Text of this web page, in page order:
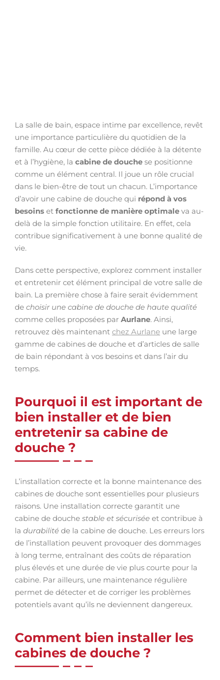
La salle de bain, espace intime par excellence, revêt
une importance particulière du quotidien de la
famille. Au cœur de cette pièce dédiée à la détente
et à l’hygiène, la cabine de douche se positionne
comme un élément central. Il joue un rôle crucial
dans le bien-être de tout un chacun. L’importance
d’avoir une cabine de douche qui répond à vos
besoins et fonctionne de manière optimale va au-
delà de la simple fonction utilitaire. En effet, cela
contribue significativement à une bonne qualité de
vie.
Dans cette perspective, explorez comment installer
et entretenir cet élément principal de votre salle de
bain. La première chose à faire serait évidemment
de choisir une cabine de douche de haute qualité
comme celles proposées par Aurlane. Ainsi,
retrouvez dès maintenant chez Aurlane une large
gamme de cabines de douche et d’articles de salle
de bain répondant à vos besoins et dans l’air du
temps.
Pourquoi il est important de
bien installer et de bien
entretenir sa cabine de
douche ?
L’installation correcte et la bonne maintenance des
cabines de douche sont essentielles pour plusieurs
raisons. Une installation correcte garantit une
cabine de douche stable et sécurisée et contribue à
la durabilité de la cabine de douche. Les erreurs lors
de l’installation peuvent provoquer des dommages
à long terme, entraînant des coûts de réparation
plus élevés et une durée de vie plus courte pour la
cabine. Par ailleurs, une maintenance régulière
permet de détecter et de corriger les problèmes
potentiels avant qu’ils ne deviennent dangereux.
Comment bien installer les
cabines de douche ?